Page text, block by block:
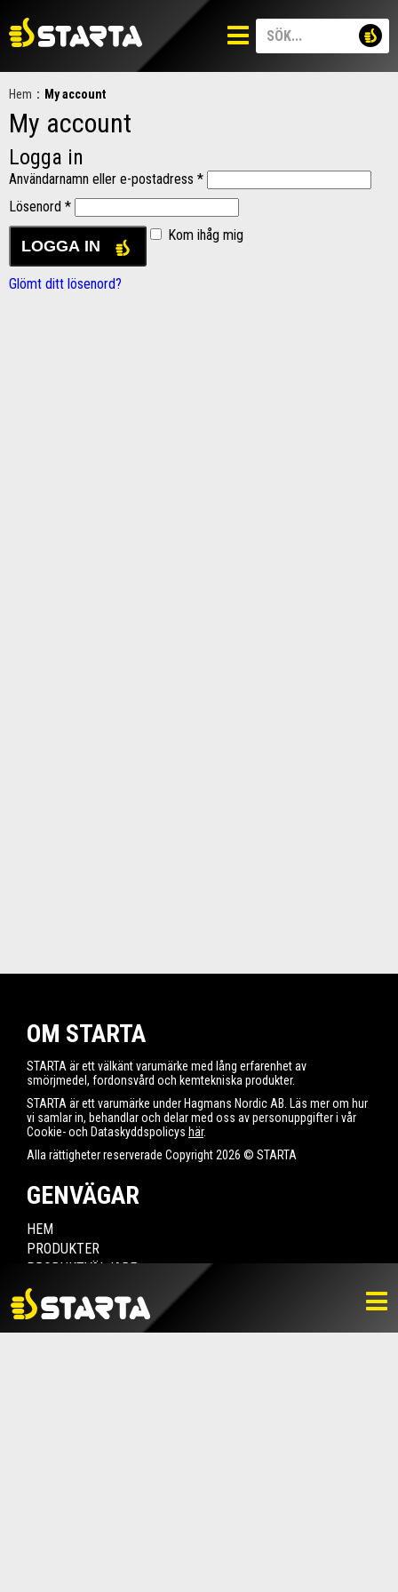
Hem : My account
My account
Logga in
Användarnamn eller e-postadress *
Lösenord *
Kom ihåg mig
LOGGA IN
Glömt ditt lösenord?
OM STARTA
STARTA är ett välkänt varumärke med lång erfarenhet av
smörjmedel, fordonsvård och kemtekniska produkter.
STARTA är ett varumärke under Hagmans Nordic AB. Läs mer om hur
vi samlar in, behandlar och delar med oss av personuppgifter i vår
Cookie- och Dataskyddspolicys här.
Alla rättigheter reserverade Copyright 2026 © STARTA
GENVÄGAR
HEM
PRODUKTER
PRODUKTVÄLJARE
HITTA ÅTERFÖRSÄLJARE
NYHETER